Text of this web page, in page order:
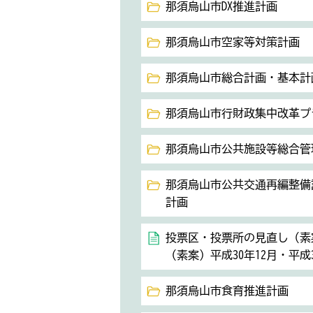
那須烏山市DX推進計画
那須烏山市空家等対策計画
那須烏山市総合計画・基本
那須烏山市行財政集中改革プ
那須烏山市公共施設等総合
那須烏山市公共交通再編整
計画
投票区・投票所の見直し（
（素案）平成30年12月・平
那須烏山市食育推進計画